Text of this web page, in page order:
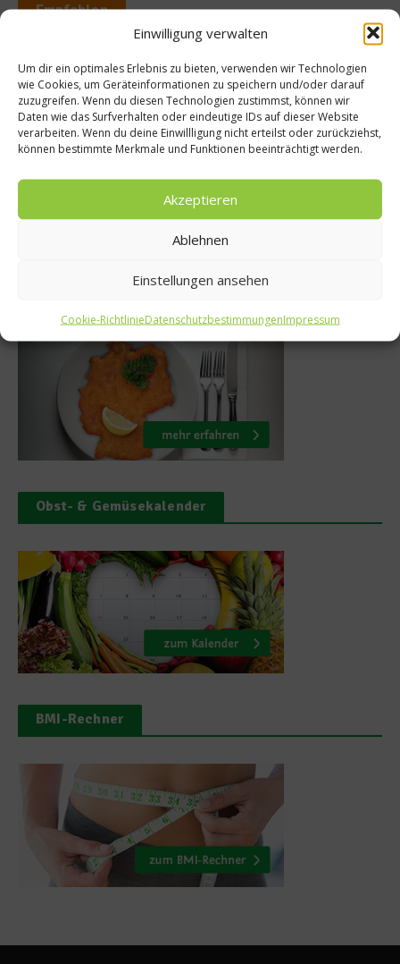
Einwilligung verwalten
Um dir ein optimales Erlebnis zu bieten, verwenden wir Technologien
wie Cookies, um Geräteinformationen zu speichern und/oder darauf
zuzugreifen. Wenn du diesen Technologien zustimmst, können wir
Daten wie das Surfverhalten oder eindeutige IDs auf dieser Website
verarbeiten. Wenn du deine Einwillligung nicht erteilst oder zurückziehst,
können bestimmte Merkmale und Funktionen beeinträchtigt werden.
Akzeptieren
Ablehnen
Einstellungen ansehen
Cookie-RichtlinieDatenschutzbestimmungenImpressum
Empfohlen
isst Deutschland?
um die Wurst
5. Februar 2014
Neuer
Obst- & Gemüsekalender
BMI-Rechner